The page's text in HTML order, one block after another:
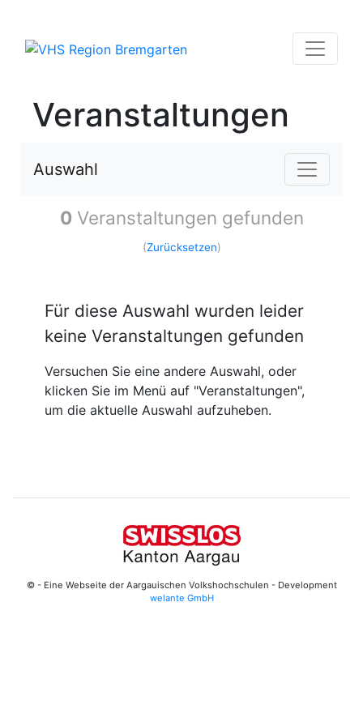
Veranstaltungen
Auswahl
0 Veranstaltungen gefunden
(Zurücksetzen)
Für diese Auswahl wurden leider
keine Veranstaltungen gefunden
Versuchen Sie eine andere Auswahl, oder
klicken Sie im Menü auf "Veranstaltungen",
um die aktuelle Auswahl aufzuheben.
© - Eine Webseite der Aargauischen Volkshochschulen - Development
welante GmbH